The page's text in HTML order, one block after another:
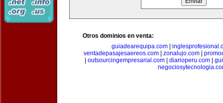
Otros dominios en venta:
guiadearequipa.com|
ventadepasajesaereos.com
zonalujo.com
outsourcingempresarial.com| diarioperu.com|